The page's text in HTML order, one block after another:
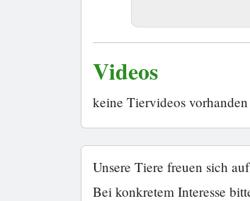
Videos
keine Tiervideos vorhanden
Unsere Tiere freuen sich
Bei konkretem Interesse